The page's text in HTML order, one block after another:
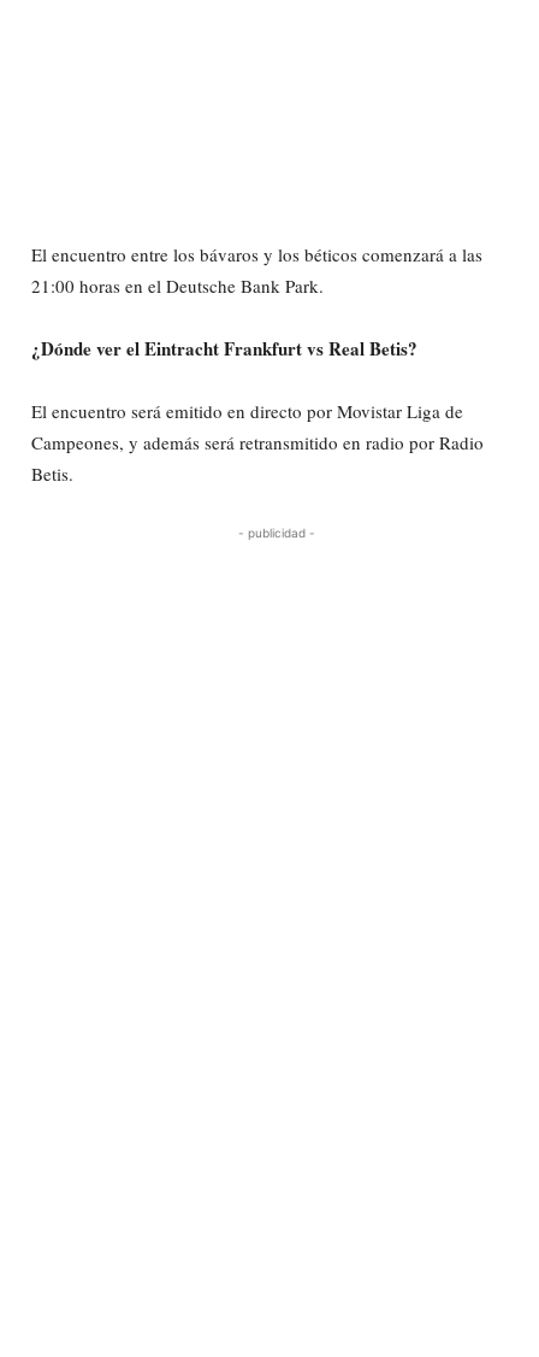
El encuentro entre los bávaros y los béticos comenzará a las
21:00 horas en el Deutsche Bank Park.
¿Dónde ver el Eintracht Frankfurt vs Real Betis?
El encuentro será emitido en directo por Movistar Liga de
Campeones, y además será retransmitido en radio por Radio
Betis.
- publicidad -